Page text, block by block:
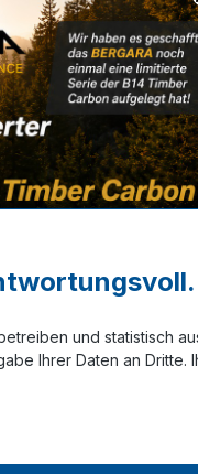
✔ VE: 20
35,50 €
✔ Auf
Noch kein
Zum
und statistisch
Ihrer Daten an Dritte.